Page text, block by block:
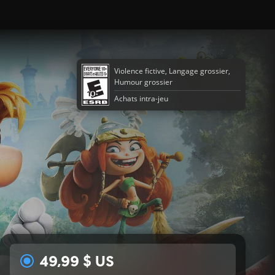
Violence fictive, Langage grossier,
Humour grossier
Achats intra-jeu
49,99 $ US